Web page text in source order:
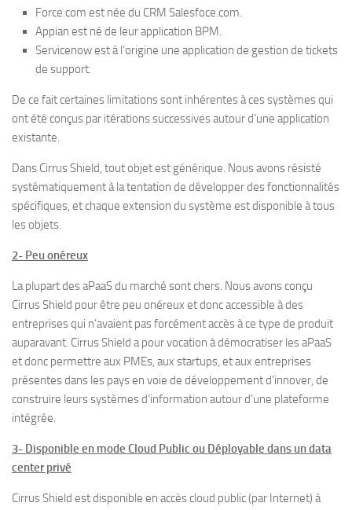
Force.com est née du CRM Salesfoce.com.
Appian est né de leur application BPM.
Servicenow est à l’origine une application de gestion de tickets
de support.
De ce fait certaines limitations sont inhérentes à ces systèmes qui
ont été conçus par itérations successives autour d’une application
existante.
Dans Cirrus Shield, tout objet est générique. Nous avons résisté
systématiquement à la tentation de développer des fonctionnalités
spécifiques, et chaque extension du système est disponible à tous
les objets.
2- Peu onéreux
La plupart des aPaaS du marché sont chers. Nous avons conçu
Cirrus Shield pour être peu onéreux et donc accessible à des
entreprises qui n’avaient pas forcément accès à ce type de produit
auparavant. Cirrus Shield a pour vocation à démocratiser les aPaaS
et donc permettre aux PMEs, aux startups, et aux entreprises
présentes dans les pays en voie de développement d’innover, de
construire leurs systèmes d’information autour d’une plateforme
intégrée.
3- Disponible en mode Cloud Public ou Déployable dans un data
center privé
Cirrus Shield est disponible en accès cloud public (par Internet) à